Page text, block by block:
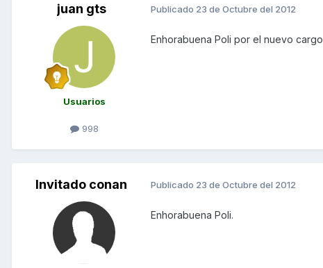
juan gts
Usuarios
998
Publicado 23 de Octubre del 2012
Enhorabuena Poli por el nuevo cargo
Invitado conan Publicado 23 de Octubre del 2012
Enhorabuena Poli.